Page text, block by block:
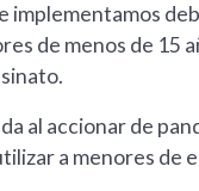
implementamos
de menos de 15
al accionar de
a menores de